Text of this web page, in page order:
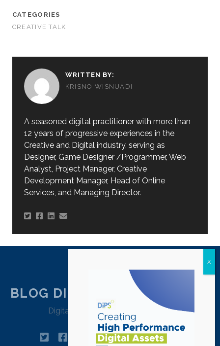
CATEGORIES
CREATIVE TALK
WRITTEN BY:
KRISNO WISNUADI
A seasoned digital practitioner with more than
12 years of progressive experiences in the
Creative and Digital industry, serving as
Designer, Game Designer /Programmer, Web
Analyst, Project Manager, Creative
Development Manager, Head of Online
Services, and Managing Director.
BLOG DIPSTRATEGY JAKARTA
Digital Agency Jakarta – Indonesia
twitterfacebookinstagram
linkedin
tiktokpinterest
youtube